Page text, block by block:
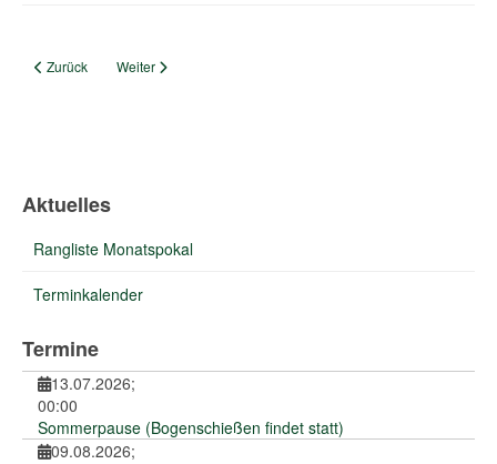
Vorheriger Beitrag: Das Königshaus 2025
Zurück Nächster Beitrag: Alle ins Gold
Weiter
Aktuelles
Rangliste Monatspokal
Terminkalender
Termine
13.07.2026;
00:00
Sommerpause (Bogenschießen findet statt)
09.08.2026;